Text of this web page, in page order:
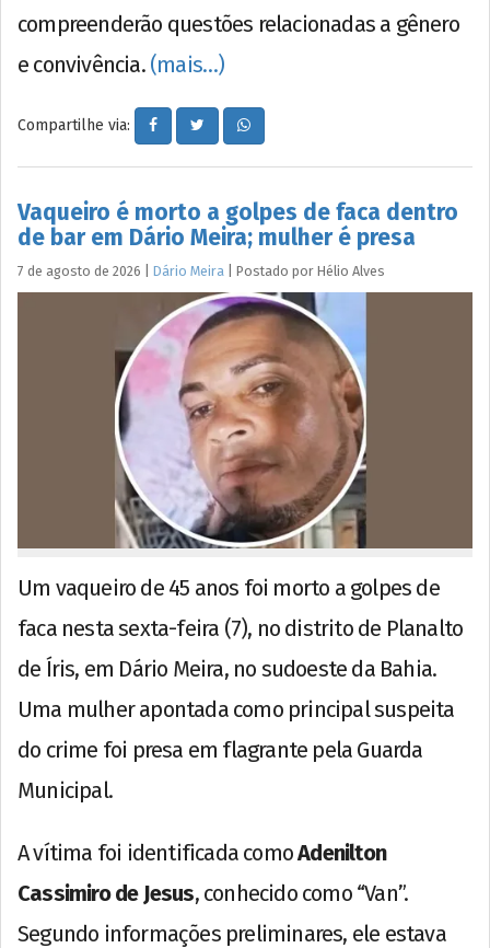
compreenderão questões relacionadas a gênero
e convivência. (mais…)
Compartilhe via:
Vaqueiro é morto a golpes de faca dentro
de bar em Dário Meira; mulher é presa
7 de agosto de 2026 Dário Meira Postado por Hélio Alves
Um vaqueiro de 45 anos foi morto a golpes de
faca nesta sexta-feira (7), no distrito de Planalto
de Íris, em Dário Meira, no sudoeste da Bahia.
Uma mulher apontada como principal suspeita
do crime foi presa em flagrante pela Guarda
Municipal.
A vítima foi identificada comoAdenilton
Cassimiro de Jesus, conhecido como “Van”.
Segundo informações preliminares, ele estava